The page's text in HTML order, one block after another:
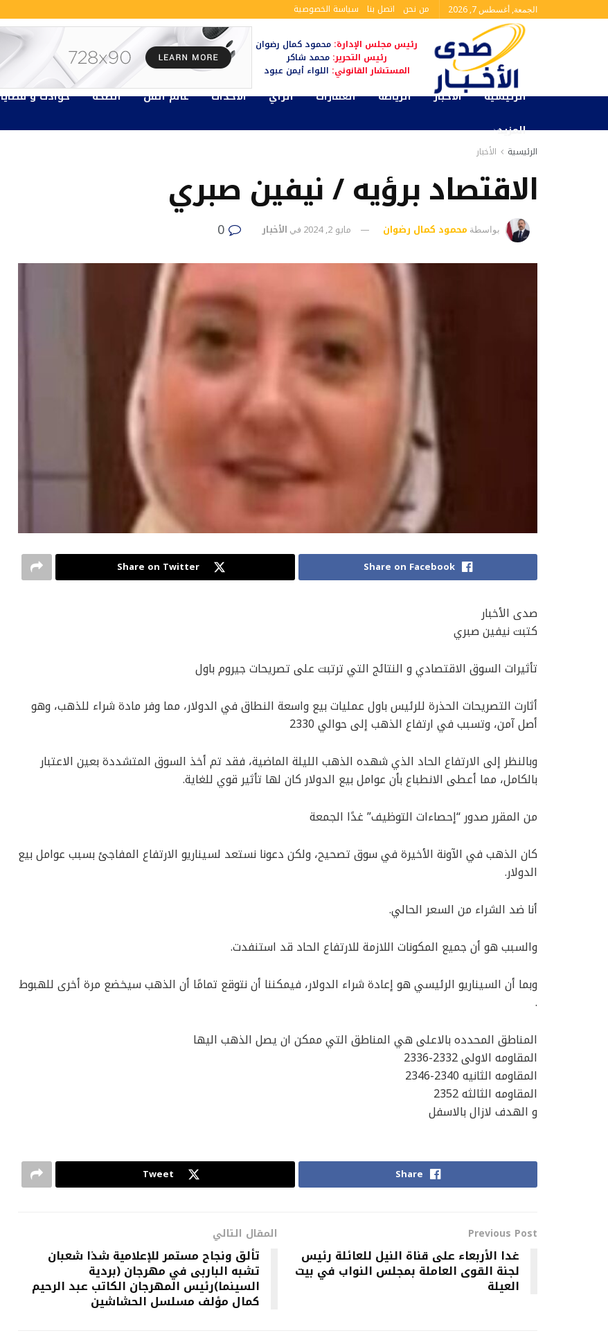
الجمعة, أغسطس 7, 2026 من نحن اتصل بنا سياسة الخصوصية
رئيس مجلس الإدارة: محمود كمال رضوان
رئيس التحرير:محمد شاكر
المستشار القانوني: اللواء أيمن عبود
الرئيسية الأخبار الرياضة العقارات الرأي الأحداث عالم الفن الصحة حوادث و قضايا
المزيد
الرئيسية الأخبار
الاقتصاد برؤيه / نيفين صبري
بواسطة محمود كمال رضوان مايو 2, 2024 في الأخبار
Share on Facebook
Share on Twitter
صدى الأخبار
كتبت نيفين صبري
تأثيرات السوق الاقتصادي و النتائج التي ترتبت على تصريحات جيروم باول
أثارت التصريحات الحذرة للرئيس باول عمليات بيع واسعة النطاق في الدولار، مما وفر مادة شراء للذهب، وهو
أصل آمن، وتسبب في ارتفاع الذهب إلى حوالي 2330
‏وبالنظر إلى الارتفاع الحاد الذي شهده الذهب الليلة الماضية، فقد تم أخذ السوق المتشددة بعين الاعتبار
بالكامل، مما أعطى الانطباع بأن عوامل بيع الدولار كان لها تأثير قوي للغاية.
‏من المقرر صدور “إحصاءات التوظيف” غدًا الجمعة
‏كان الذهب في الآونة الأخيرة في سوق تصحيح، ولكن دعونا نستعد لسيناريو الارتفاع المفاجئ بسبب عوامل بيع
الدولار.
‏أنا ضد الشراء من السعر الحالي.
‏والسبب هو أن جميع المكونات اللازمة للارتفاع الحاد قد استنفدت.
‏وبما أن السيناريو الرئيسي هو إعادة شراء الدولار، فيمكننا أن نتوقع تمامًا أن الذهب سيخضع مرة أخرى للهبوط
.
المناطق المحدده بالاعلى هي المناطق التي ممكن ان يصل الذهب اليها
المقاومه الاولى 2332-2336
المقاومه الثانيه 2340-2346
المقاومه الثالثه 2352
و الهدف لازال بالاسفل
Share
Tweet
Previous Post
غدا الأربعاء على قناة النيل للعائلة رئيس
لجنة القوى العاملة بمجلس النواب في بيت
العيلة
المقال التالي
تألق ونجاح مستمر للإعلامية شذا شعبان
تشبه الباربى في مهرجان (بردية
السينما)رئيس المهرجان الكاتب عبد الرحيم
كمال مؤلف مسلسل الحشاشين